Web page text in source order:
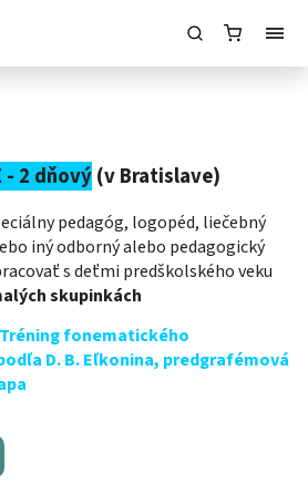
- 2 dňový(v Bratislave)
pedagóg, logopéd, liečebný
iný odborný alebo pedagogický
s deťmi predškolského veku
skupinkách
fonematického
D. B. Eľkonina, predgrafémová